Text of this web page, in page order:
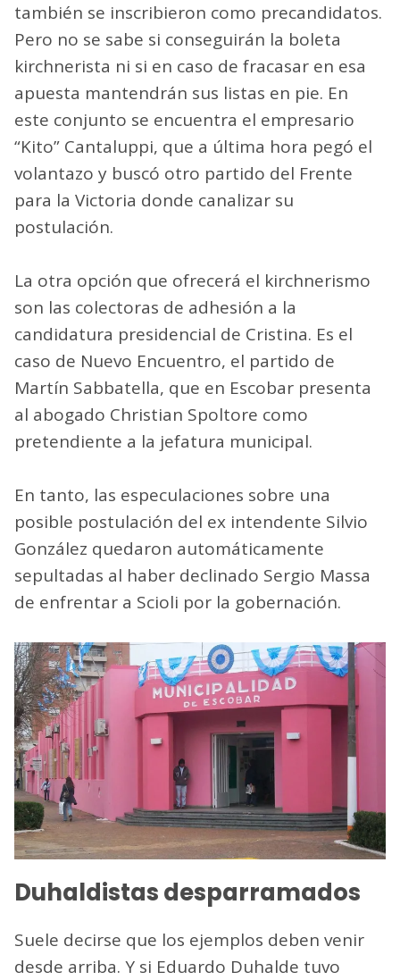
también se inscribieron como precandidatos.
Pero no se sabe si conseguirán la boleta
kirchnerista ni si en caso de fracasar en esa
apuesta mantendrán sus listas en pie. En
este conjunto se encuentra el empresario
“Kito” Cantaluppi, que a última hora pegó el
volantazo y buscó otro partido del Frente
para la Victoria donde canalizar su
postulación.
La otra opción que ofrecerá el kirchnerismo
son las colectoras de adhesión a la
candidatura presidencial de Cristina. Es el
caso de Nuevo Encuentro, el partido de
Martín Sabbatella, que en Escobar presenta
al abogado Christian Spoltore como
pretendiente a la jefatura municipal.
En tanto, las especulaciones sobre una
posible postulación del ex intendente Silvio
González quedaron automáticamente
sepultadas al haber declinado Sergio Massa
de enfrentar a Scioli por la gobernación.
Duhaldistas desparramados
Suele decirse que los ejemplos deben venir
desde arriba. Y si Eduardo Duhalde tuvo